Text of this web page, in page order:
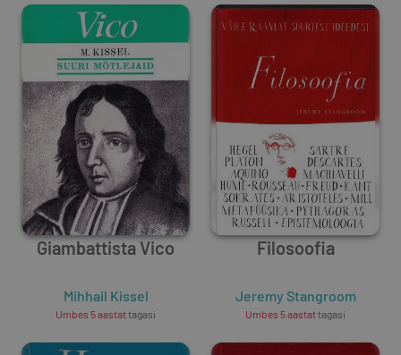
Giambattista Vico
Mihhail Kissel
Umbes 5 aastattagasi
Filosoofia
Jeremy Stangroom
Umbes 5 aastattagasi